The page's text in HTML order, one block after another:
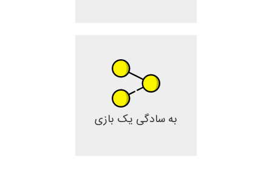
به سادگی یک بازی